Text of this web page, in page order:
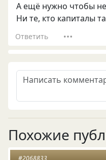
А ещё нужно чтобы
Ни те, кто капиталы
Ответить
Похожие